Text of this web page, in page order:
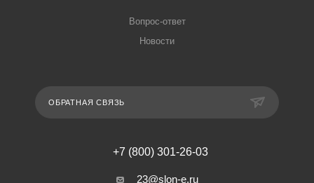
Вопрос-ответ
Новости
ОБРАТНАЯ СВЯЗЬ
+7 (800) 301-26-03
23@slon-e.ru